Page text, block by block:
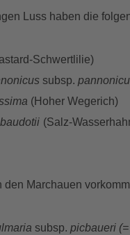
Luss haben die
Schwertlilie)
subsp.
(Hoher Wegerich)
(Salz-
den Marchauen
subsp. picbaueri